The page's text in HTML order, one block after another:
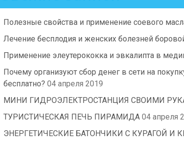
Полезные свойства и применение соевого
Лечение бесплодия и женских болезней
Применение элеутерококка и эвкалипта в
Почему организуют сбор денег в сети на
бесплатно? 04 апреля 2019
МИНИ ГИДРОЭЛЕКТРОСТАНЦИЯ СВОИМИ
ТУРИСТИЧЕСКАЯ ПЕЧЬ ПИРАМИДА 04 апреля
ЭНЕРГЕТИЧЕСКИЕ БАТОНЧИКИ С КУРАГОЙ И